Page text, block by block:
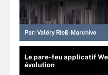
Par: Valéry Rieß-Marchive
Le pare-feu applicatif
évolution